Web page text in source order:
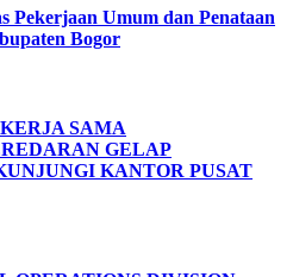
Pekerjaan Umum dan Penataan
Bogor
SAMA
GELAP
KANTOR PUSAT